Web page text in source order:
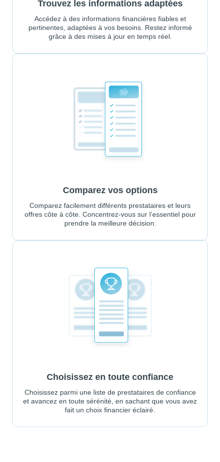
Trouvez les informations adaptées
Accédez à des informations financières fiables et
pertinentes, adaptées à vos besoins. Restez informé
grâce à des mises à jour en temps réel.
Comparez vos options
Comparez facilement différents prestataires et leurs
offres côte à côte. Concentrez-vous sur l’essentiel pour
prendre la meilleure décision.
Choisissez en toute confiance
Choisissez parmi une liste de prestataires de confiance
et avancez en toute sérénité, en sachant que vous avez
fait un choix financier éclairé.